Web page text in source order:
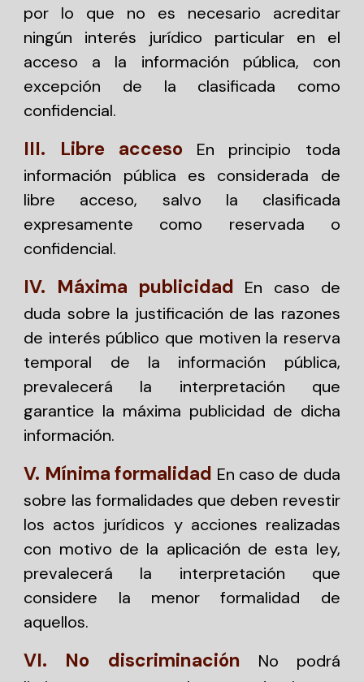
por lo que no es necesario acreditar
ningún interés jurídico particular en el
acceso a la información pública, con
excepción de la clasificada como
confidencial.
III. Libre acceso En principio toda
información pública es considerada de
libre acceso, salvo la clasificada
expresamente como reservada o
confidencial.
IV. Máxima publicidad En caso de
duda sobre la justificación de las razones
de interés público que motiven la reserva
temporal de la información pública,
prevalecerá la interpretación que
garantice la máxima publicidad de dicha
información.
V. Mínima formalidad En caso de duda
sobre las formalidades que deben revestir
los actos jurídicos y acciones realizadas
con motivo de la aplicación de esta ley,
prevalecerá la interpretación que
considere la menor formalidad de
aquellos.
VI. No discriminación
No podrá